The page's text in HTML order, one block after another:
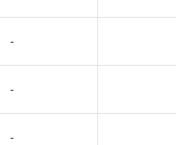
-
-
-